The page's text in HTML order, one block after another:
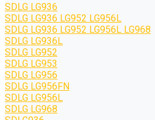
SDLG LG936
SDLG LG936 LG952 LG956L
SDLG LG936 LG952 LG956L LG968
SDLG LG936L
SDLG LG952
SDLG LG953
SDLG LG956
SDLG LG956FN
SDLG LG956L
SDLG LG968